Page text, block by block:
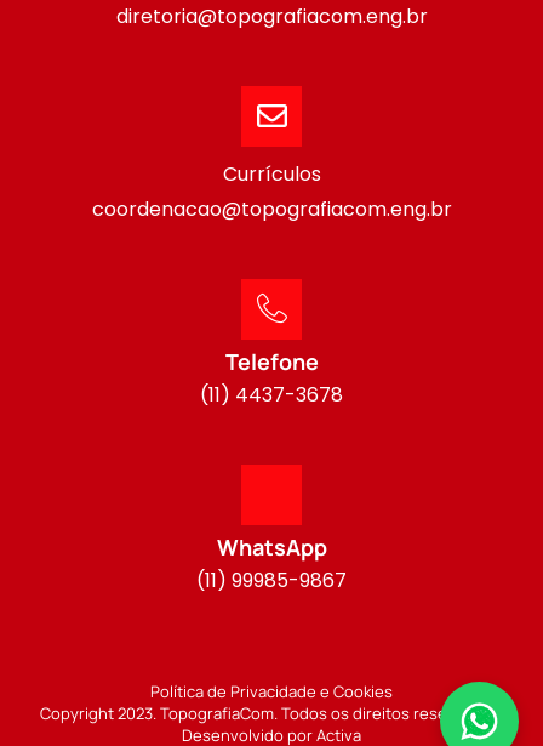
diretoria@topografiacom.eng.br
Currículos
coordenacao@topografiacom.eng.br
Telefone
(11) 4437-3678
WhatsApp
(11) 99985-9867
Política de Privacidade e Cookies
Copyright 2023. TopografiaCom. Todos os direitos reservados.
Desenvolvido por Activa